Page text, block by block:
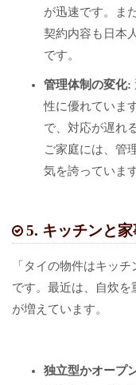
が迅速です。ま
契約内容も日本
です。
管理体制の変化:
性に優れていま
で、対応が遅れ
ご家庭には、管
気を誇っています
5. キッチンと
「タイの物件はキッ
です。最近は、自炊
が増えています。
独立型かオープ